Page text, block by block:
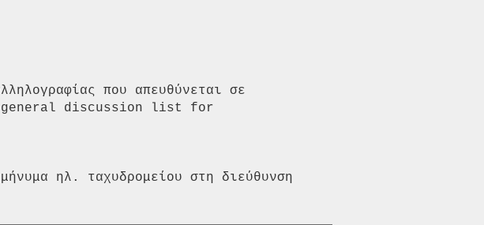
που απευθύνεται σε
general discussion list for
ηλ. ταχυδρομείου στη διεύθυνση